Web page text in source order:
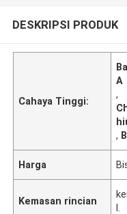
DESKRIPSI PRODUK
Cahaya Tinggi:
A
,
,
Harga
Kemasan rincian
l.